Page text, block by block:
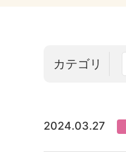
カテゴリ
2024.03.27